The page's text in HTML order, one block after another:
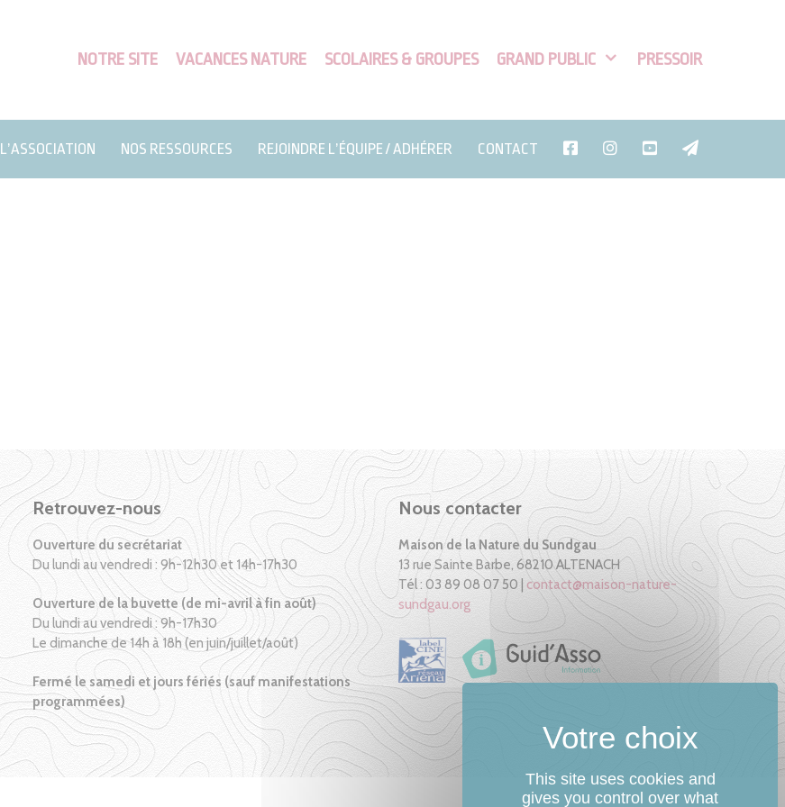
NOTRE SITE VACANCES NATURE SCOLAIRES & GROUPES GRAND PUBLIC PRESSOIR
L’ASSOCIATION NOS RESSOURCES REJOINDRE L’ÉQUIPE / ADHÉRER CONTACT
Retrouvez-nous
Ouverture du secrétariat
Du lundi au vendredi : 9h-12h30 et 14h-17h30
Ouverture de la buvette (de mi-avril à fin août)
Du lundi au vendredi : 9h-17h30
Le dimanche de 14h à 18h (en juin/juillet/août)
Fermé le samedi et jours fériés (sauf manifestations
programmées)
Nous contacter
Maison de la Nature du Sundgau
13 rue Sainte Barbe, 68210 ALTENACH
Tél : 03 89 08 07 50 | contact@maison-nature-
sundgau.org
This site uses cookies and
gives you control over what